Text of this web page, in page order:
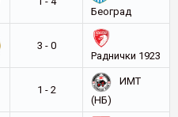
Београд
3 - 0
Раднички 1923
1 - 2
ИМТ
(НБ)